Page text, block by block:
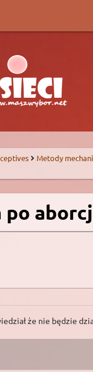
Metody
że nie będzie